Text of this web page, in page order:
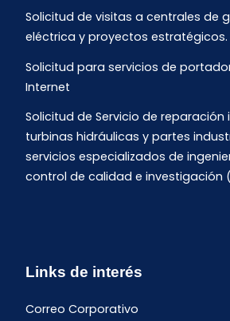
Solicitud de visitas a centrales de
eléctrica y proyectos estratégicos.
Solicitud para servicios de
Internet
Solicitud de Servicio de reparación
turbinas hidráulicas y partes
servicios especializados de
control de calidad e investigación
Links de interés
Correo Corporativo